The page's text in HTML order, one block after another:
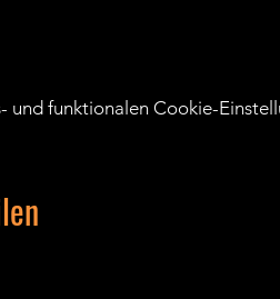
funktionalen Cookie-